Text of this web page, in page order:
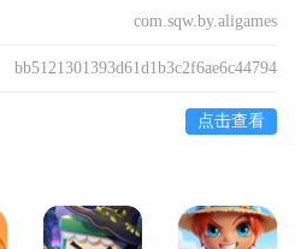
com.sqw.by.aligames
bb5121301393d61d1b3c2f6ae6c44794
点击查看